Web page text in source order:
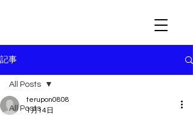
記事
All Posts
All Posts
terupon0808
1月14日